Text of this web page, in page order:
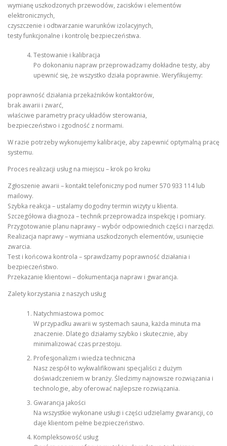
wymianę uszkodzonych przewodów, zacisków i elementów
elektronicznych,
czyszczenie i odtwarzanie warunków izolacyjnych,
testy funkcjonalne i kontrolę bezpieczeństwa.
Testowanie i kalibracja
Po dokonaniu napraw przeprowadzamy dokładne testy, aby
upewnić się, że wszystko działa poprawnie. Weryfikujemy:
poprawność działania przekaźników kontaktorów,
brak awarii i zwarć,
właściwe parametry pracy układów sterowania,
bezpieczeństwo i zgodność z normami.
W razie potrzeby wykonujemy kalibracje, aby zapewnić optymalną pracę
systemu.
Proces realizacji usług na miejscu – krok po kroku
Zgłoszenie awarii – kontakt telefoniczny pod numer 570 933 114 lub
mailowy.
Szybka reakcja – ustalamy dogodny termin wizyty u klienta.
Szczegółowa diagnoza – technik przeprowadza inspekcję i pomiary.
Przygotowanie planu naprawy – wybór odpowiednich części i narzędzi.
Realizacja naprawy – wymiana uszkodzonych elementów, usunięcie
zwarcia.
Test i końcowa kontrola – sprawdzamy poprawność działania i
bezpieczeństwo.
Przekazanie klientowi – dokumentacja napraw i gwarancja.
Zalety korzystania z naszych usług
Natychmiastowa pomoc
W przypadku awarii w systemach sauna, każda minuta ma
znaczenie. Dlatego działamy szybko i skutecznie, aby
minimalizować czas przestoju.
Profesjonalizm i wiedza techniczna
Nasz zespół to wykwalifikowani specjaliści z dużym
doświadczeniem w branży. Śledzimy najnowsze rozwiązania i
technologie, aby oferować najlepsze rozwiązania.
Gwarancja jakości
Na wszystkie wykonane usługi i części udzielamy gwarancji, co
daje klientom pełne bezpieczeństwo.
Kompleksowość usług